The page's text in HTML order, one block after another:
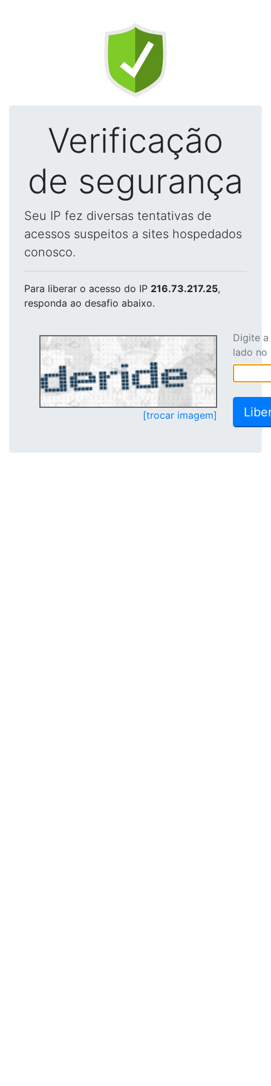
Verificação
de segurança
Seu IP fez diversas tentativas de
acessos suspeitos a sites hospedados
conosco.
Para liberar o acesso do IP 216.73.217.25,
responda ao desafio abaixo.
[trocar imagem]
Digite
lado no